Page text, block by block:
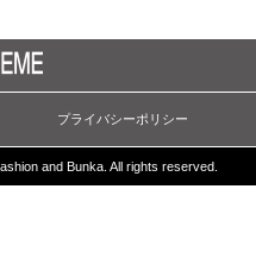
プライバシーポリシー
and Bunka. All rights reserved.